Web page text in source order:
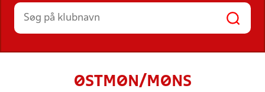
HOLD
ØSTMØN/MØNS